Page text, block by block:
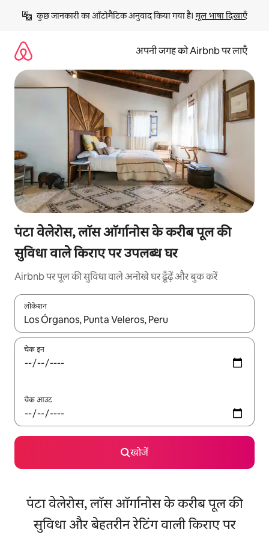
छोड़कर
कॉन्टेंट
कुछ जानकारी का ऑटोमैटिक अनुवाद किया गया है। मूल भाषा दिखाएँ
अपनी जगह को Airbnb पर लाएँ
पंटा वेलेरोस, लॉस ऑर्गानोस के करीब पूल की
सुविधा वाले किराए पर उपलब्ध घर
Airbnb पर पूल की सुविधा वाले अनोखे घर ढूँढ़ें और बुक करें
लोकेशन
नतीजों के उपलब्ध होने पर, अप और डाउन 'ऐरो की' का इस्तेमाल करके नेविगेट
चेक इन
चेक आउट
खोजें
पंटा वेलेरोस, लॉस ऑर्गानोस के करीब पूल की
सुविधा और बेहतरीन रेटिंग वाली किराए पर